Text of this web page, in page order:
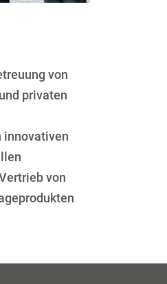
von
privaten
innovativen
von